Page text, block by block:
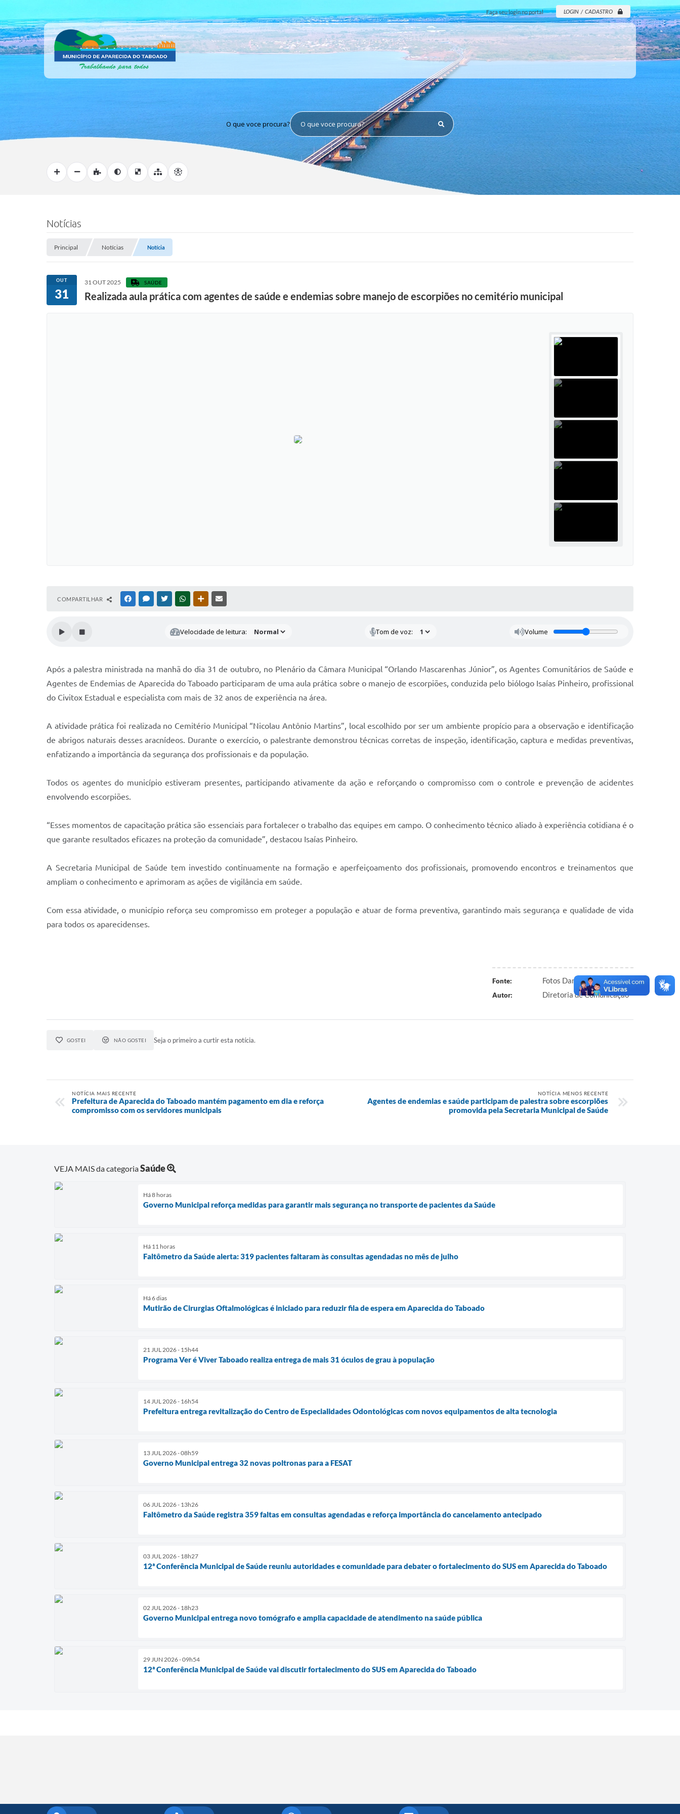
Faça seu login no portal LOGIN / CADASTRO
O que voce procura?
Notícias
Principal Notícias Notícia
OUT
31
31 OUT 2025 SAÚDE
Realizada aula prática com agentes de saúde e endemias sobre manejo de escorpiões no cemitério municipal
COMPARTILHAR FACEBOOKMESSENGER
TWITTERWHATSAPPOUTRAS MÍDIAS
Velocidade de leitura: Tom de voz: Volume
Após a palestra ministrada na manhã do dia 31 de outubro, no Plenário da Câmara Municipal “Orlando Mascarenhas Júnior”, os Agentes Comunitários de Saúde e
Agentes de Endemias de Aparecida do Taboado participaram de uma aula prática sobre o manejo de escorpiões, conduzida pelo biólogo Isaías Pinheiro, profissional
do Civitox Estadual e especialista com mais de 32 anos de experiência na área.
A atividade prática foi realizada no Cemitério Municipal “Nicolau Antônio Martins”, local escolhido por ser um ambiente propício para a observação e identificação
de abrigos naturais desses aracnídeos. Durante o exercício, o palestrante demonstrou técnicas corretas de inspeção, identificação, captura e medidas preventivas,
enfatizando a importância da segurança dos profissionais e da população.
Todos os agentes do município estiveram presentes, participando ativamente da ação e reforçando o compromisso com o controle e prevenção de acidentes
envolvendo escorpiões.
“Esses momentos de capacitação prática são essenciais para fortalecer o trabalho das equipes em campo. O conhecimento técnico aliado à experiência cotidiana é o
que garante resultados eficazes na proteção da comunidade”, destacou Isaías Pinheiro.
A Secretaria Municipal de Saúde tem investido continuamente na formação e aperfeiçoamento dos profissionais, promovendo encontros e treinamentos que
ampliam o conhecimento e aprimoram as ações de vigilância em saúde.
Com essa atividade, o município reforça seu compromisso em proteger a população e atuar de forma preventiva, garantindo mais segurança e qualidade de vida
para todos os aparecidenses.
Fonte: Fotos Daniel Silva - DICOM
Autor: Diretoria de Comunicação
GOSTEI NÃO GOSTEI Seja o primeiro a curtir esta notícia.
NOTÍCIA MAIS RECENTE
Prefeitura de Aparecida do Taboado mantém pagamento em dia e reforça
compromisso com os servidores municipais
NOTÍCIA MENOS RECENTE
Agentes de endemias e saúde participam de palestra sobre escorpiões
promovida pela Secretaria Municipal de Saúde
VEJA MAIS da categoriaSaúde
Há 8 horas
Governo Municipal reforça medidas para garantir mais segurança no transporte de pacientes da Saúde
Há 11 horas
Faltômetro da Saúde alerta: 319 pacientes faltaram às consultas agendadas no mês de julho
Há 6 dias
Mutirão de Cirurgias Oftalmológicas é iniciado para reduzir fila de espera em Aparecida do Taboado
21 JUL 2026 - 15h44
Programa Ver é Viver Taboado realiza entrega de mais 31 óculos de grau à população
14 JUL 2026 - 16h54
Prefeitura entrega revitalização do Centro de Especialidades Odontológicas com novos equipamentos de alta tecnologia
13 JUL 2026 - 08h59
Governo Municipal entrega 32 novas poltronas para a FESAT
06 JUL 2026 - 13h26
Faltômetro da Saúde registra 359 faltas em consultas agendadas e reforça importância do cancelamento antecipado
03 JUL 2026 - 18h27
12ª Conferência Municipal de Saúde reuniu autoridades e comunidade para debater o fortalecimento do SUS em Aparecida do Taboado
02 JUL 2026 - 18h23
Governo Municipal entrega novo tomógrafo e amplia capacidade de atendimento na saúde pública
29 JUN 2026 - 09h54
12ª Conferência Municipal de Saúde vai discutir fortalecimento do SUS em Aparecida do Taboado